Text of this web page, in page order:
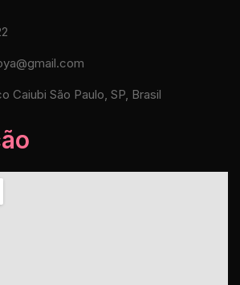
Caiubi São Paulo, SP, Brasil